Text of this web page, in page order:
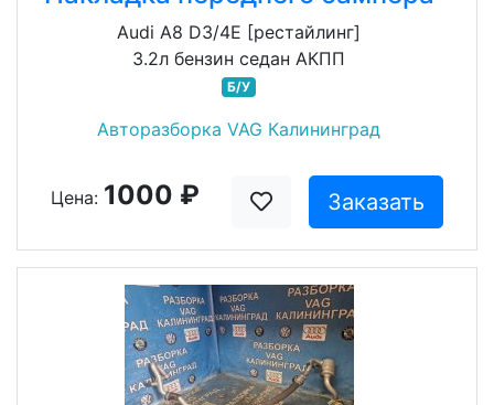
Audi A8 D3/4E [рестайлинг]
3.2л бензин седан АКПП
Б/У
Авторазборка VAG Калининград
Цена: 1000 ₽ Заказать